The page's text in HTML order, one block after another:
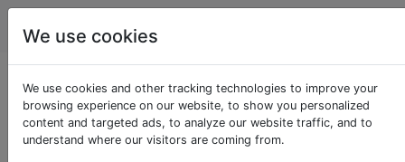
Serveradministratoren
Als «daylight-saving»
getaggte Fragen
We use cookies
We use cookies and other tracking technologies to improve your
browsing experience on our website, to show you personalized
content and targeted ads, to analyze our website traffic, and to
understand where our visitors are coming from.